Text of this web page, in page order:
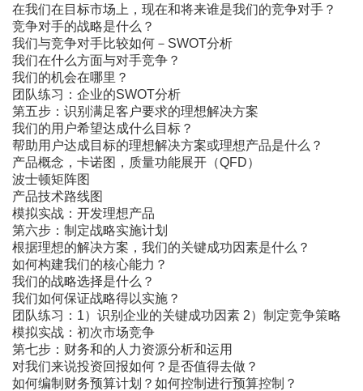
在我们在目标市场上，现在和将来谁是我们的竞争对手？
竞争对手的战略是什么？
我们与竞争对手比较如何－SWOT分析
我们在什么方面与对手竞争？
我们的机会在哪里？
团队练习：企业的SWOT分析
第五步：识别满足客户要求的理想解决方案
我们的用户希望达成什么目标？
帮助用户达成目标的理想解决方案或理想产品是什么？
产品概念，卡诺图，质量功能展开（QFD）
波士顿矩阵图
产品技术路线图
模拟实战：开发理想产品
第六步：制定战略实施计划
根据理想的解决方案，我们的关键成功因素是什么？
如何构建我们的核心能力？
我们的战略选择是什么？
我们如何保证战略得以实施？
团队练习：1）识别企业的关键成功因素 2）制定竞争策略
模拟实战：初次市场竞争
第七步：财务和的人力资源分析和运用
对我们来说投资回报如何？是否值得去做？
如何编制财务预算计划？如何控制进行预算控制？